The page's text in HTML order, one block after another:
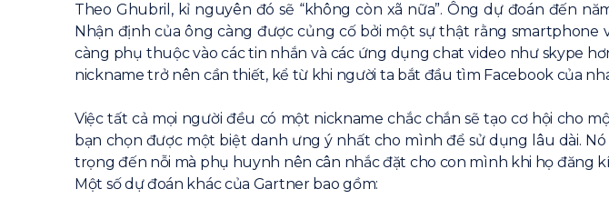
Theo Ghubril, kỉ nguyên đó sẽ “không còn xã nữa”. Ông dự đoán đến
Nhận định của ông càng được củng cố bởi một sự thật rằng
càng phụ thuộc vào các tin nhắn và các ứng dụng chat video như skype
nickname trở nên cần thiết, kể từ khi người ta bắt đầu tìm Facebook của
Việc tất cả mọi người đều có một nickname chắc chắn sẽ tạo cơ hội cho
bạn chọn được một biệt danh ưng ý nhất cho mình để sử dụng lâu dài.
trọng đến nỗi mà phụ huynh nên cân nhắc đặt cho con mình khi họ đăng kí
Một số dự đoán khác của Gartner bao gồm: